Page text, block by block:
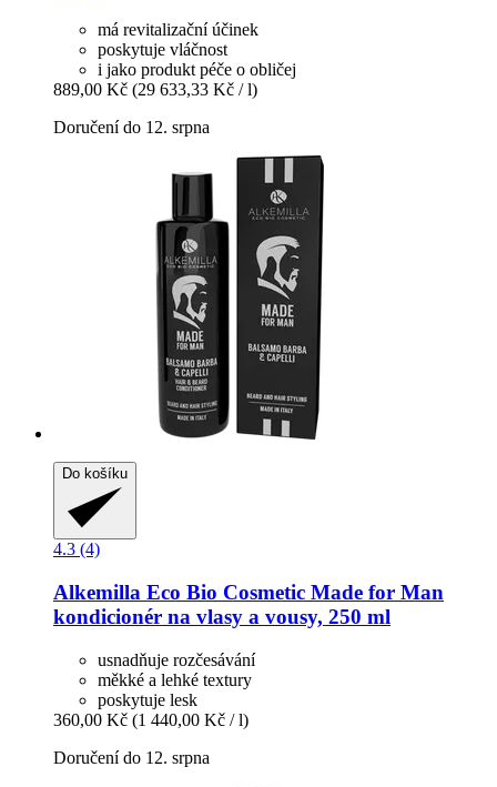
má revitalizační účinek
poskytuje vláčnost
i jako produkt péče o obličej
889,00 Kč (29 633,33 Kč / l)
Doručení do 12. srpna
Do košíku
4.3 (4)
Alkemilla Eco Bio Cosmetic Made for Man
kondicionér na vlasy a vousy, 250 ml
usnadňuje rozčesávání
měkké a lehké textury
poskytuje lesk
360,00 Kč (1 440,00 Kč / l)
Doručení do 12. srpna